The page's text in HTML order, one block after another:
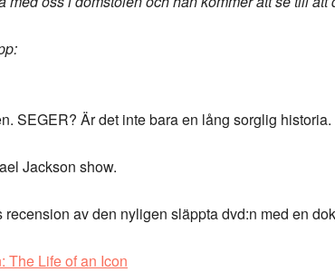
SEGER? Är det inte bara en lång sorglig historia.
Jackson show.
av den nyligen släppta dvd:n med en
The Life of an Icon